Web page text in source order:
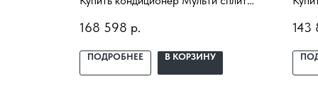
FTXB25B1V1 с установкой под ключ.
Подбор под помещение, доставка,
168 598 р.
ПОДРОБНЕЕ В КОРЗИНУ
143